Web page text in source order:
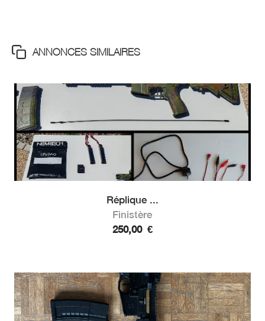
ANNONCES SIMILAIRES
Réplique ...
Finistère
250,00 €